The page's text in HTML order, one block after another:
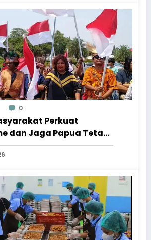
0
Perkuat
dan Jaga Papua Tetap
HUT Ke-81 RI